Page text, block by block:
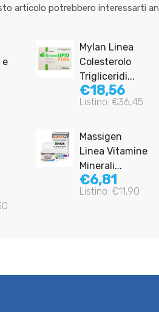
articolo potrebbero interessarti
e
Mylan Linea
Colesterolo
Trigliceridi...
€18,56
Listino: €36,45
Massigen
Linea Vitamine
Minerali...
€6,81
Listino: €11,90